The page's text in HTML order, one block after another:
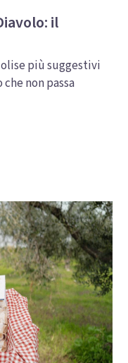
il
più suggestivi
non passa